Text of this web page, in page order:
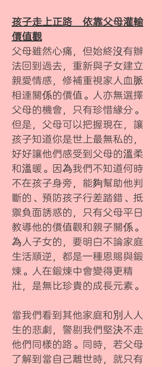
孩子走上正路 依靠父母灌輸
價值觀
父母雖然心痛，但始終沒有辦
法回到過去，重新與子女建立
親愛情感，修補重視家人血脈
相連關係的價值。人亦無選擇
父母的機會，只有珍惜緣分。
但是，父母可以把握現在，讓
孩子知道你是世上最無私的，
好好讓他們感受到父母的溫柔
和溫暖。因為我們不知道何時
不在孩子身旁，能夠幫助他判
斷的、預防孩子行差踏錯、抵
禦負面誘惑的，只有父母平日
教導他的價值觀和親子關係。
為人子女的，要明白不論家庭
生活順逆，都是一種恩賜與鍛
煉。人在鍛煉中會變得更精
壯，是無比珍貴的成長元素。
當我們看到其他家庭和別人人
生的悲劇，警剔我們堅決不走
他們同樣的路。同時，若父母
了解到當自己離世時，就只有